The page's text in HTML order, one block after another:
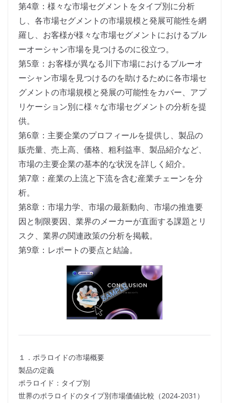
第4章：様々な市場セグメントをタイプ別に分析
し、各市場セグメントの市場規模と発展可能性を網
羅し、お客様が様々な市場セグメントにおけるブル
ーオーシャン市場を見つけるのに役立つ。
第5章：お客様が異なる川下市場におけるブルーオ
ーシャン市場を見つけるのを助けるために各市場セ
グメントの市場規模と発展の可能性をカバー、アプ
リケーション別に様々な市場セグメントの分析を提
供。
第6章：主要企業のプロフィールを提供し、製品の
販売量、売上高、価格、粗利益率、製品紹介など、
市場の主要企業の基本的な状況を詳しく紹介。
第7章：産業の上流と下流を含む産業チェーンを分
析。
第8章：市場力学、市場の最新動向、市場の推進要
因と制限要因、業界のメーカーが直面する課題とリ
スク、業界の関連政策の分析を掲載。
第9章：レポートの要点と結論。
１．ポラロイドの市場概要
製品の定義
ポラロイド：タイプ別
世界のポラロイドのタイプ別市場価値比較（2024-2031）